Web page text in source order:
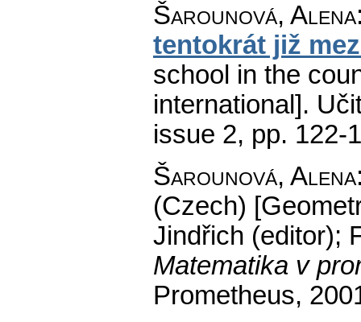
Šarounová, Alena
tentokrát již
school in the
international].
issue 2, pp. 122-
Šarounová, Alena
(Czech)
Jindřich (editor);
Matematika v
Prometheus,